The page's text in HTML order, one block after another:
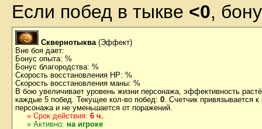
Если побед в тыкве <0,
Сквернотыква (Эффект)
Вне боя дает:
Бонус опыта: %
Бонус благородства: %
Скорость восстановления HP: %
Скорость восстановления маны: %
В бою увеличивает уровень жизни персонажа, эффективность
каждые 5 побед. Текущее кол-во побед: 0 . Счетчик привязывается к
персонажа и не уменьшается от поражений.
» Срок действия: 6 ч.
» Активно: на игроке